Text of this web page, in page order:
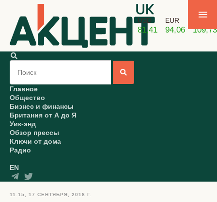
USD
81,41
EUR
94,06 109,73
Главное
Общество
Бизнес и финансы
Британия от А до Я
Уик-энд
Обзор прессы
Ключи от дома
Радио
EN
11:15, 17 СЕНТЯБРЯ, 2018 Г.